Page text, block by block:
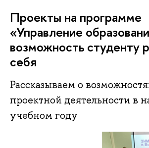
Проекты на программе
«Управление
возможность студенту
себя
Рассказываем о
проектной деятельности в
учебном году